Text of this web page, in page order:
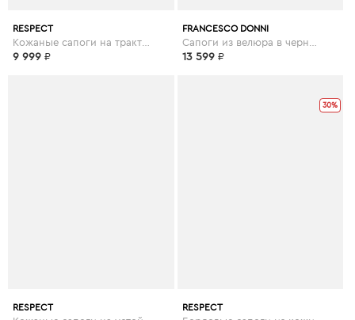
RESPECT
9 999 ₽
FRANCESCO DONNI
13 599 ₽
RESPECT
30%
RESPECT